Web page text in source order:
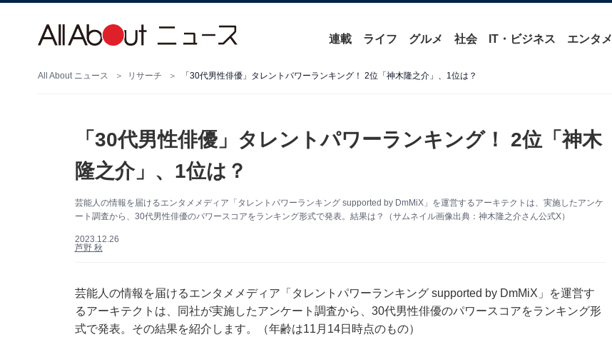
連載 ライフ グルメ 社会 IT・ビジネス エンタメ
All About ニュース リサーチ 「30代男性俳優」タレントパワーランキング！ 2位「神木隆之介」、1位は？
「30代男性俳優」タレントパワーランキング！ 2位「神木
隆之介」、1位は？
芸能人の情報を届けるエンタメメディア「タレントパワーランキング supported by DmMiX」を運営するアーキテクトは、実施したアンケ
ート調査から、30代男性俳優のパワースコアをランキング形式で発表。結果は？（サムネイル画像出典：神木隆之介さん公式X）
2023.12.26
芦野 秋
芸能人の情報を届けるエンタメメディア「タレントパワーランキング supported by DmMiX」を運営す
るアーキテクトは、同社が実施したアンケート調査から、30代男性俳優のパワースコアをランキング形
式で発表。その結果を紹介します。（年齢は11月14日時点のもの）